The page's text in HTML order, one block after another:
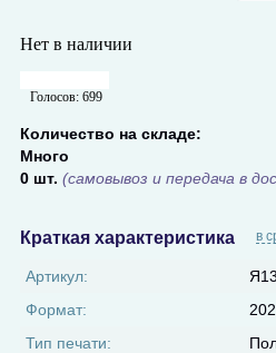
Нет в наличии
Голосов: 699
Количество на складе:
Много
0 шт. (самовывоз и передача в
Краткая характеристика в
Артикул:
Формат:
Тип печати: